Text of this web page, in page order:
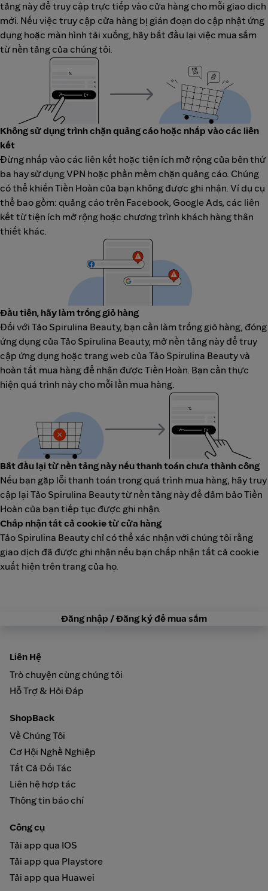
tảng này để truy cập trực tiếp vào cửa hàng cho mỗi giao dịch
mới. Nếu việc truy cập cửa hàng bị gián đoạn do cập nhật ứng
dụng hoặc màn hình tải xuống, hãy bắt đầu lại việc mua sắm
từ nền tảng của chúng tôi.
Không sử dụng trình chặn quảng cáo hoặc nhấp vào các liên
kết
Đừng nhấp vào các liên kết hoặc tiện ích mở rộng của bên thứ
ba hay sử dụng VPN hoặc phần mềm chặn quảng cáo. Chúng
có thể khiến Tiền Hoàn của bạn không được ghi nhận. Ví dụ cụ
thể bao gồm: quảng cáo trên Facebook, Google Ads, các liên
kết từ tiện ích mở rộng hoặc chương trình khách hàng thân
thiết khác.
Đầu tiên, hãy làm trống giỏ hàng
Đối với Tảo Spirulina Beauty, bạn cần làm trống giỏ hàng, đóng
ứng dụng của Tảo Spirulina Beauty, mở nền tảng này để truy
cập ứng dụng hoặc trang web của Tảo Spirulina Beauty và
hoàn tất mua hàng để nhận được Tiền Hoàn. Bạn cần thực
hiện quá trình này cho mỗi lần mua hàng.
Bắt đầu lại từ nền tảng này nếu thanh toán chưa thành công
Nếu bạn gặp lỗi thanh toán trong quá trình mua hàng, hãy truy
cập lại Tảo Spirulina Beauty từ nền tảng này để đảm bảo Tiền
Hoàn của bạn tiếp tục được ghi nhận.
Chấp nhận tất cả cookie từ cửa hàng
Tảo Spirulina Beauty chỉ có thể xác nhận với chúng tôi rằng
giao dịch đã được ghi nhận nếu bạn chấp nhận tất cả cookie
xuất hiện trên trang của họ.
Đăng nhập / Đăng ký để mua sắm
Liên Hệ
Trò chuyện cùng chúng tôi
Hỗ Trợ & Hỏi Đáp
ShopBack
Về Chúng Tôi
Cơ Hội Nghề Nghiệp
Tất Cả Đối Tác
Liên hệ hợp tác
Thông tin báo chí
Công cụ
Tải app qua IOS
Tải app qua Playstore
Tải app qua Huawei